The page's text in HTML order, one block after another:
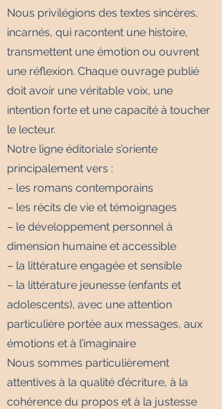
Nous privilégions des textes sincères,
incarnés, qui racontent une histoire,
transmettent une émotion ou ouvrent
une réflexion. Chaque ouvrage publié
doit avoir une véritable voix, une
intention forte et une capacité à toucher
le lecteur.
Notre ligne éditoriale s’oriente
principalement vers :
– les romans contemporains
– les récits de vie et témoignages
– le développement personnel à
dimension humaine et accessible
– la littérature engagée et sensible
– la littérature jeunesse (enfants et
adolescents), avec une attention
particulière portée aux messages, aux
émotions et à l’imaginaire
Nous sommes particulièrement
attentives à la qualité d’écriture, à la
cohérence du propos et à la justesse